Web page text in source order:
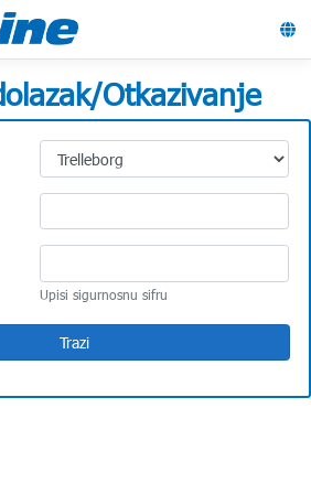
Otkazivanje
Upisi sigurnosnu sifru
Trazi